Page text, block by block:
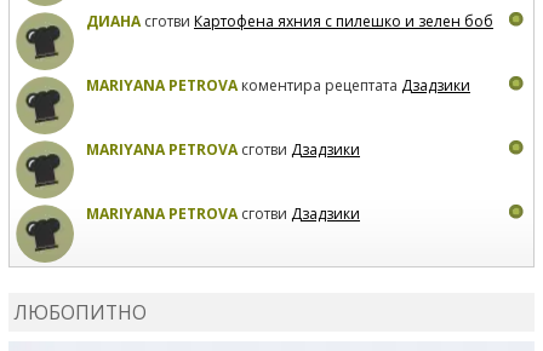
ДИАНАсготви Картофена яхния с пилешко и зелен боб
MARIYANA PETROVAкоментира рецептата Дзадзики
MARIYANA PETROVAсготви Дзадзики
MARIYANA PETROVAсготви Дзадзики
ЛЮБОПИТНО